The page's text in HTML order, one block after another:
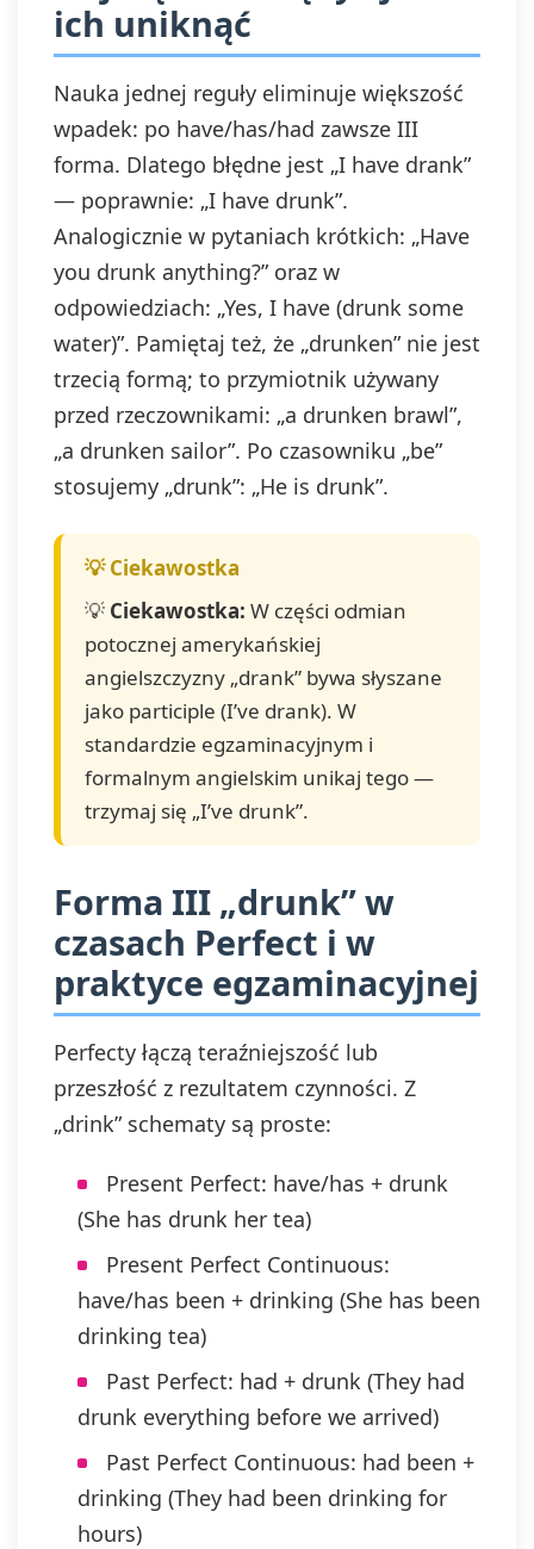
ich uniknąć
Nauka jednej reguły eliminuje większość
wpadek: po have/has/had zawsze III
forma. Dlatego błędne jest „I have drank”
— poprawnie: „I have drunk”.
Analogicznie w pytaniach krótkich: „Have
you drunk anything?” oraz w
odpowiedziach: „Yes, I have (drunk some
water)”. Pamiętaj też, że „drunken” nie jest
trzecią formą; to przymiotnik używany
przed rzeczownikami: „a drunken brawl”,
„a drunken sailor”. Po czasowniku „be”
stosujemy „drunk”: „He is drunk”.
💡 Ciekawostka: W części odmian
potocznej amerykańskiej
angielszczyzny „drank” bywa słyszane
jako participle (I’ve drank). W
standardzie egzaminacyjnym i
formalnym angielskim unikaj tego —
trzymaj się „I’ve drunk”.
Forma III „drunk” w
czasach Perfect i w
praktyce egzaminacyjnej
Perfecty łączą teraźniejszość lub
przeszłość z rezultatem czynności. Z
„drink” schematy są proste:
Present Perfect: have/has + drunk
(She has drunk her tea)
Present Perfect Continuous:
have/has been + drinking (She has been
drinking tea)
Past Perfect: had + drunk (They had
drunk everything before we arrived)
Past Perfect Continuous: had been +
drinking (They had been drinking for
hours)